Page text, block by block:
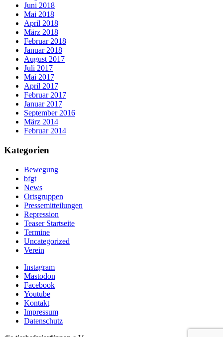
Juni 2018
Mai 2018
April 2018
März 2018
Februar 2018
Januar 2018
August 2017
Juli 2017
Mai 2017
April 2017
Februar 2017
Januar 2017
September 2016
März 2014
Februar 2014
Kategorien
Bewegung
bfgt
News
Ortsgruppen
Pressemitteilungen
Repression
Teaser Startseite
Termine
Uncategorized
Verein
Instagram
Mastodon
Facebook
Youtube
Kontakt
Impressum
Datenschutz